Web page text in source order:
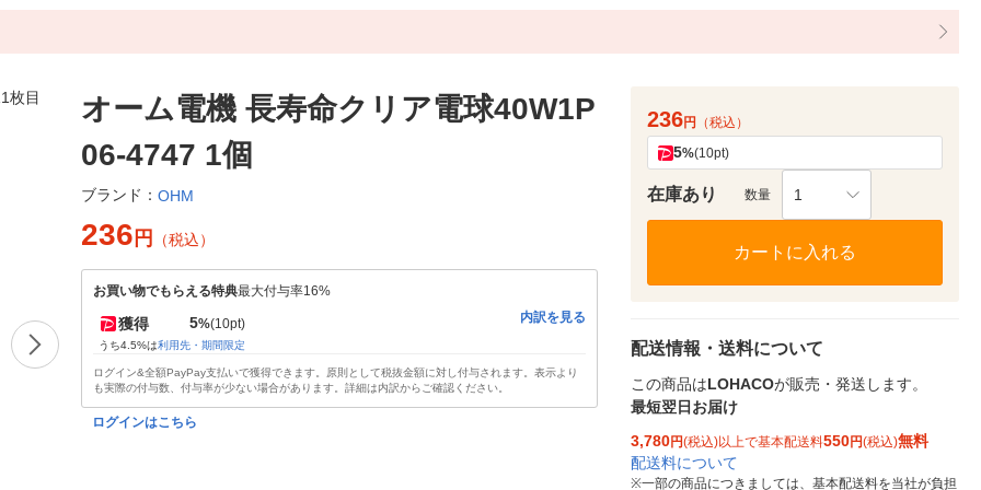
オーム電機 長寿命クリア電球40W1P
06-4747 1個
ブランド： OHM
236 円 （税込）
お買い物でもらえる特典最大付与率16%
獲得 5%(10pt)
うち4.5%は利用先・期間限定
内訳を見る
ログイン&全額PayPay支払いで獲得できます。原則として税抜金額に対し付与されます。表示より
も実際の付与数、付与率が少ない場合があります。詳細は内訳からご確認ください。
ログインはこちら
236円 （税込）
5%(10pt)
在庫あり 数量 1
カートに入れる
配送情報・送料について
この商品はLOHACOが販売・発送します。
最短翌日お届け
3,780円(税込)以上で基本配送料550円(税込)無料
配送料について
※一部の商品につきましては、基本配送料を当社が負担